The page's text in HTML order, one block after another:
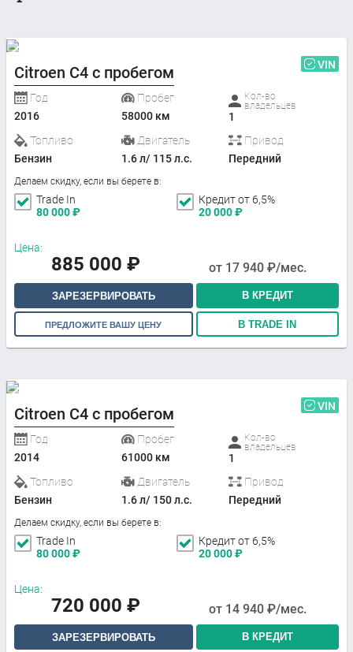
Citroen C4 с пробегом VIN
Год
2016
Пробег
58000 км
Кол-во
владельцев
1
Топливо
Бензин
Двигатель
1.6 л/ 115 л.с.
Привод
Передний
Делаем скидку, если вы берете в:
Trade In
80 000₽
Кредит от 6,5%
20 000₽
Цена:
885 000 ₽ от 17 940 ₽/мес.
ЗАРЕЗЕРВИРОВАТЬ В КРЕДИТ
ПРЕДЛОЖИТЕ ВАШУ ЦЕНУ В TRADE IN
Citroen C4 с пробегом VIN
Год
2014
Пробег
61000 км
Кол-во
владельцев
1
Топливо
Бензин
Двигатель
1.6 л/ 150 л.с.
Привод
Передний
Делаем скидку, если вы берете в:
Trade In
80 000₽
Кредит от 6,5%
20 000₽
Цена:
720 000 ₽ от 14 940 ₽/мес.
ЗАРЕЗЕРВИРОВАТЬ В КРЕДИТ